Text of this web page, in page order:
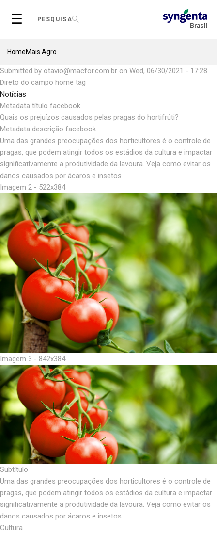
☰ PESQUISA
Breadcrumb
HomeMais Agro
Submitted by otavio@macfor.com.br on Wed, 06/30/2021 - 17:28
Direto do campo home tag
Notícias
Metadata título facebook
Quais os prejuízos causados pelas pragas do hortifrúti?
Metadata descrição facebook
Uma das grandes preocupações dos horticultores é o controle de
pragas, que podem atingir todos os estádios da cultura e impactar
significativamente a produtividade da lavoura. Veja como evitar os
danos causados por ácaros e insetos
Imagem 2 - 522x384
Imagem 3 - 842x384
Subtítulo
Uma das grandes preocupações dos horticultores é o controle de
pragas, que podem atingir todos os estádios da cultura e impactar
significativamente a produtividade da lavoura. Veja como evitar os
danos causados por ácaros e insetos
Cultura